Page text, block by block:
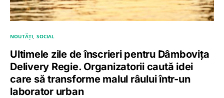
NOUTĂȚI SOCIAL
Ultimele zile de înscrieri pentru Dâmbovița
Delivery Regie. Organizatorii caută idei
care să transforme malul râului într-un
laborator urban